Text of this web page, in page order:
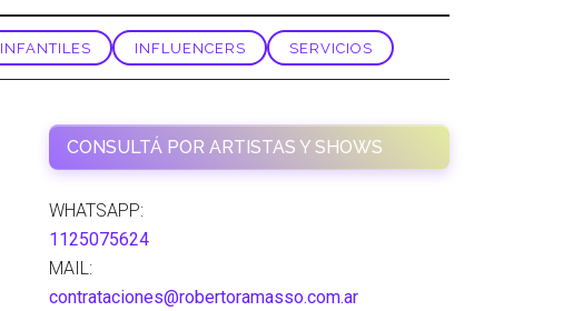
INFANTILES INFLUENCERS SERVICIOS
CONSULTÁ POR ARTISTAS Y SHOWS
WHATSAPP:
1125075624
MAIL:
contrataciones@robertoramasso.com.ar